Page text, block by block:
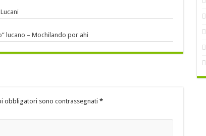
lucano – Mochilando por ahi
obbligatori sono contrassegnati *